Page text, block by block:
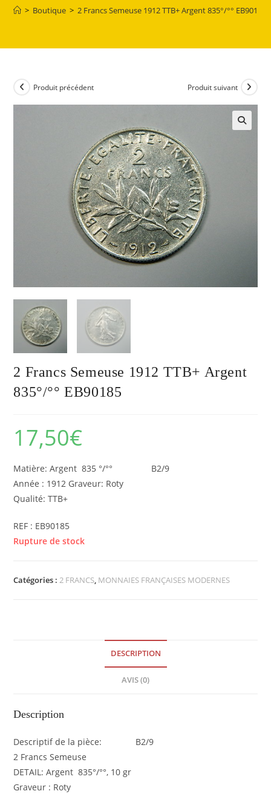
> Boutique > 2 Francs Semeuse 1912 TTB+ Argent 835°/°° EB90185
Produit précédent Produit suivant
2 Francs Semeuse 1912 TTB+ Argent
835°/°° EB90185
17,50€
Matière: Argent 835 °/°° B2/9
Année : 1912 Graveur: Roty
Qualité: TTB+
REF : EB90185
Rupture de stock
Catégories :2 FRANCS, MONNAIES FRANÇAISES MODERNES
DESCRIPTION
AVIS (0)
Description
Descriptif de la pièce: B2/9
2 Francs Semeuse
DETAIL: Argent 835°/°°, 10 gr
Graveur : Roty